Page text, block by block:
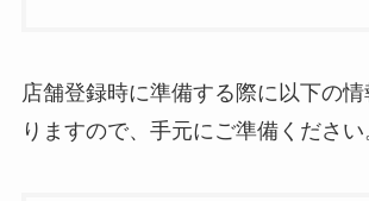
店舗登録時に準備する際に以下の
りますので、手元にご準備ください